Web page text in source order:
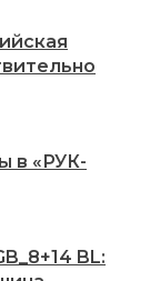
в «РУК-
BL: